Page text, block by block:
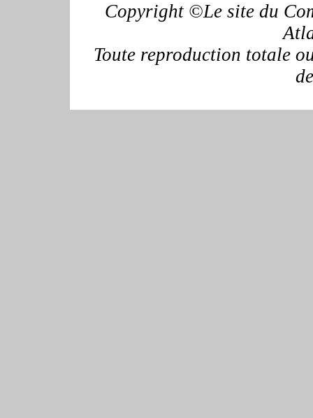
Copyright ©Le site du
Toute reproduction totale